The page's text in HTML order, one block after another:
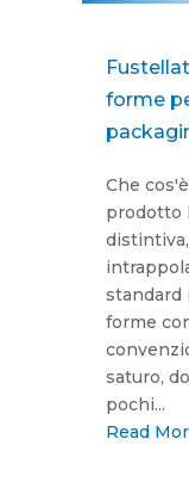
forme
Che
prodotto
standard
forme
saturo,
pochi...
Read